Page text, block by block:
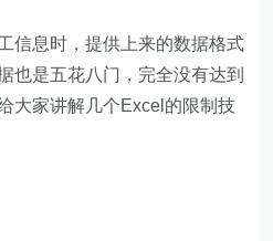
信息时，提供上来的数据格式
也是五花八门，完全没有达到
大家讲解几个Excel的限制技